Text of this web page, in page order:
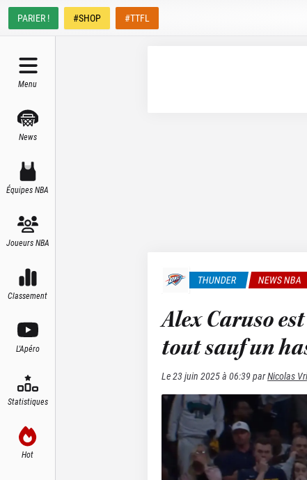
PARIER ! #SHOP #TTFL
Menu
News
Équipes NBA
Joueurs NBA
Classement
L'Apéro
Statistiques
Hot
THUNDER NEWS NBA
Alex Caruso
tout sauf un
Le23 juin 2025 à 06:39parNicolas